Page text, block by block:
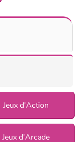
Jeux d'Action
Jeux d'Arcade